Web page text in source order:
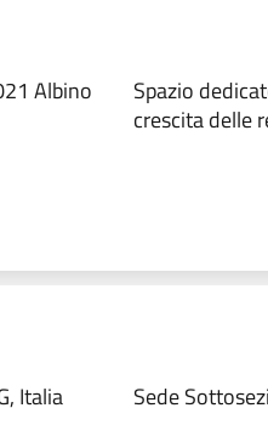
Albino
Spazio
crescita delle
Italia Sede